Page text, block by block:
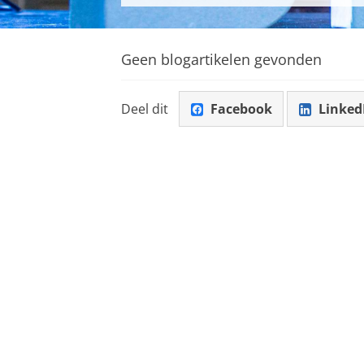
Geen blogartikelen gevonden
Deel dit Facebook